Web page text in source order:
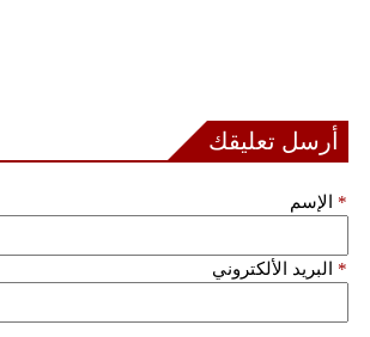
أرسل تعليقك
الإسم *
البريد الألكتروني *